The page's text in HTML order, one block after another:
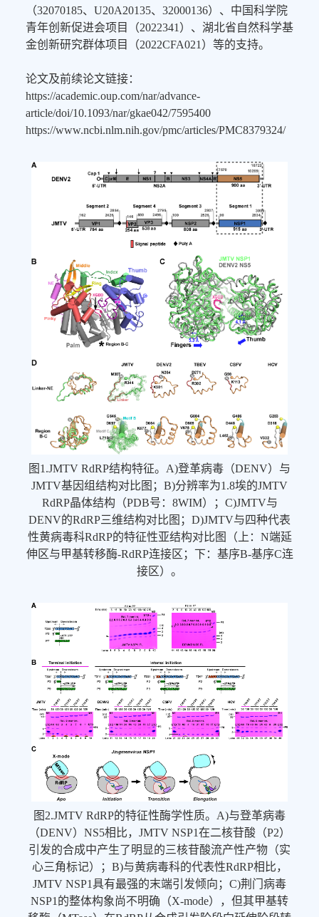
（32070185、U20A20135、32000136）、中国科学院
青年创新促进会项目（2022341）、湖北省自然科学基
金创新研究群体项目（2022CFA021）等的支持。
论文及前续论文链接：
https://academic.oup.com/nar/advance-
article/doi/10.1093/nar/gkae042/7595400
https://www.ncbi.nlm.nih.gov/pmc/articles/PMC8379324/
图1.JMTV RdRP结构特征。A)登革病毒（DENV）与
JMTV基因组结构对比图；B)分辨率为1.8埃的JMTV
RdRP晶体结构（PDB号：8WIM）；C)JMTV与
DENV的RdRP三维结构对比图；D)JMTV与四种代表
性黄病毒科RdRP的特征性亚结构对比图（上：N端延
伸区与甲基转移酶-RdRP连接区；下：基序B-基序C连
接区）。
图2.JMTV RdRP的特征性酶学性质。A)与登革病毒
（DENV）NS5相比，JMTV NSP1在二核苷酸（P2）
引发的合成中产生了明显的三核苷酸流产性产物（实
心三角标记）；B)与黄病毒科的代表性RdRP相比，
JMTV NSP1具有最强的末端引发倾向；C)荆门病毒
NSP1的整体构象尚不明确（X-mode），但其甲基转